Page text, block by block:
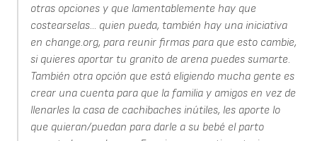
otras opciones y que lamentablemente hay que
costearselas... quien pueda, también hay una iniciativa
en change.org, para reunir firmas para que esto cambie,
si quieres aportar tu granito de arena puedes sumarte.
También otra opción que está eligiendo mucha gente es
crear una cuenta para que la familia y amigos en vez de
llenarles la casa de cachibaches inútiles, les aporte lo
que quieran/puedan para darle a su bebé el parto